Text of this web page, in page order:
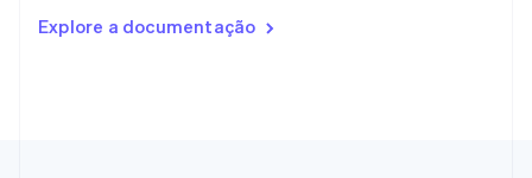
Explore a documentação
English